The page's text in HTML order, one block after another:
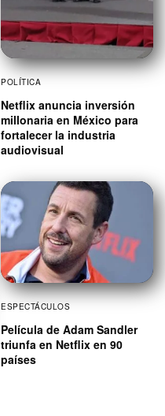
POLÍTICA
Netflix anuncia inversión
millonaria en México para
fortalecer la industria
audiovisual
ESPECTÁCULOS
Película de Adam Sandler
triunfa en Netflix en 90
países